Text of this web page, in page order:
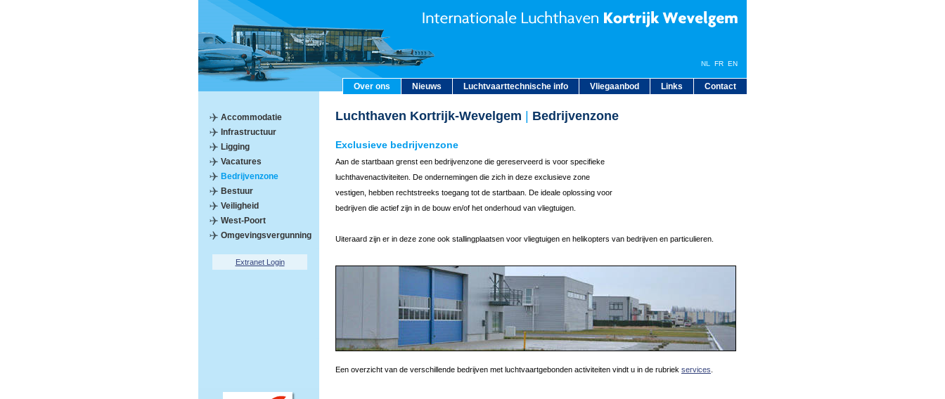
Over ons Nieuws Luchtvaarttechnische info Vliegaanbod Links Contact
NL FR EN
Accommodatie
Infrastructuur
Ligging
Vacatures
Bedrijvenzone
Bestuur
Veiligheid
West-Poort
Omgevingsvergunning
Extranet Login
Luchthaven Kortrijk-Wevelgem Bedrijvenzone
Exclusieve bedrijvenzone
Aan de startbaan grenst een bedrijvenzone die gereserveerd is voor specifieke
luchthavenactiviteiten. De ondernemingen die zich in deze exclusieve zone
vestigen, hebben rechtstreeks toegang tot de startbaan. De ideale oplossing voor
bedrijven die actief zijn in de bouw en/of het onderhoud van vliegtuigen.
Uiteraard zijn er in deze zone ook stallingplaatsen voor vliegtuigen en helikopters van bedrijven en particulieren.
Een overzicht van de verschillende bedrijven met luchtvaartgebonden activiteiten vindt u in de rubriek services